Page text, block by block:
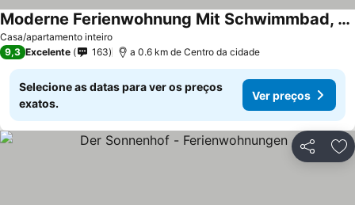
Casa/apartamento inteiro
Moderne Ferienwohnung Mit Schwimmbad, Sauna Und Wlan Im Luftkurort Obermaiselste
9,3 Excelente 163 a 0.6 km de Centro da cidade
Selecione as datas para ver os preços
exatos.
Ver preços
Partilhar